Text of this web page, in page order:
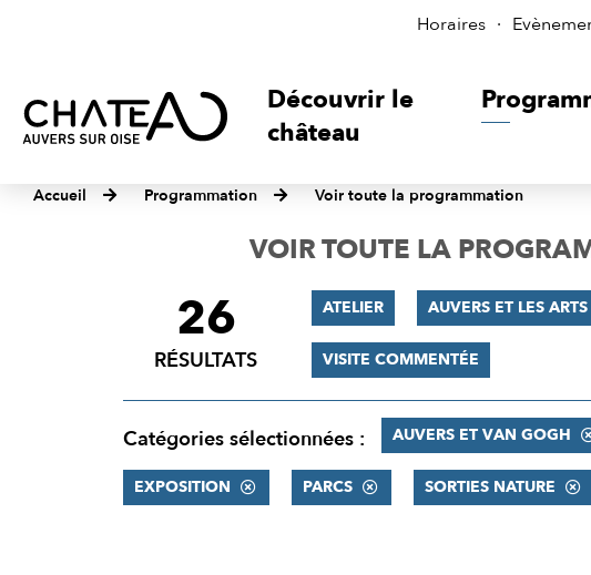
Horaires
Découvrir le
château
Accueil Programmation Voir toute la programmation
VOIR TOUTE LA
FILTRER
RÉSULTATS
26
RÉSULTATS
ATELIER AUVERS ET LES ARTS
VISITE COMMENTÉE
Catégories sélectionnées : AUVERS ET VAN GOGH
EXPOSITION PARCS SORTIES NATURE